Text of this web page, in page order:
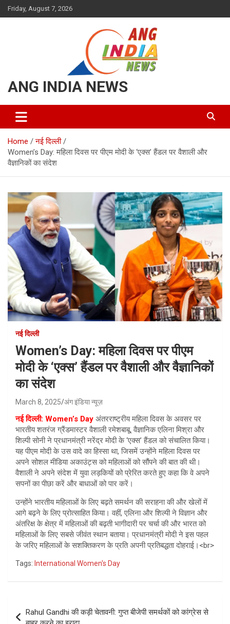
Skip
to
Friday, August 7, 2026
ANG INDIA NEWS
Home
नई दिल्ली
Women’s Day: महिला दिवस पर पीएम मोदी के ‘एक्स’ हैंडल पर वैशाली और
वैज्ञानिकों का संदेश
नई दिल्ली
Women’s Day: महिला दिवस पर पीएम
मोदी के ‘एक्स’ हैंडल पर वैशाली और वैज्ञानिकों
का संदेश
March 8, 2025 अंग इंडिया न्यूज़
नई दिल्ली: Women’s Day अंतरराष्ट्रीय महिला दिवस के अवसर पर
भारतीय शतरंज ग्रैंडमास्टर वैशाली रमेशबाबू, वैज्ञानिक एलिना मिश्रा और
शिल्पी सोनी ने प्रधानमंत्री नरेंद्र मोदी के ‘एक्स’ हैंडल को संचालित किया।
यह पीएम मोदी के उस वादे का हिस्सा था, जिसमें उन्होंने महिला दिवस पर
अपने सोशल मीडिया अकाउंट्स को महिलाओं को सौंपने की बात की थी।
वैशाली ने अपने संदेश में युवा लड़कियों को प्रेरित करते हुए कहा कि वे अपने
सपनों का पीछा करें और बाधाओं को पार करें।
उन्होंने भारतीय महिलाओं के लिए बढ़ते समर्थन की सराहना की और खेलों में
आगे बढ़ने के लिए प्रोत्साहित किया। वहीं, एलिना और शिल्पी ने विज्ञान और
अंतरिक्ष के क्षेत्र में महिलाओं की बढ़ती भागीदारी पर चर्चा की और भारत को
महिलाओं के लिए सबसे जीवंत स्थान बताया। प्रधानमंत्री मोदी ने इस पहल
के जरिए महिलाओं के सशक्तिकरण के प्रति अपनी प्रतिबद्धता दोहराई।<br>
Tags: International Women's Day
navigation
Rahul Gandhi की कड़ी चेतावनी: गुप्त बीजेपी समर्थकों को कांग्रेस से